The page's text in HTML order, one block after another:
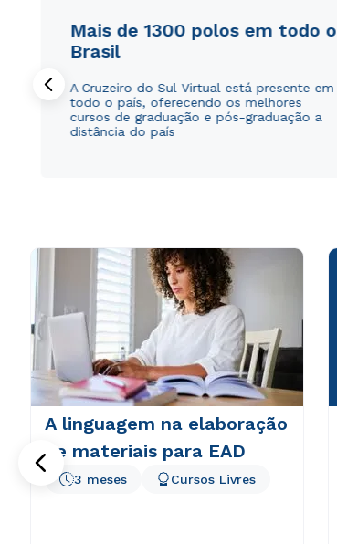
Mais de 1300 polos em todo o
Brasil
A Cruzeiro do Sul Virtual está presente em
todo o país, oferecendo os melhores
cursos de graduação e pós-graduação a
distância do país
A linguagem na elaboração
de materiais para EAD
3 meses Cursos Livres